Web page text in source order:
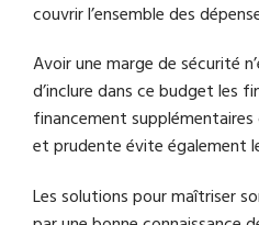
couvrir l’ensemble des
Avoir une marge de sécurité
d’inclure dans ce budget les
financement
et prudente évite également
Les solutions pour maîtriser